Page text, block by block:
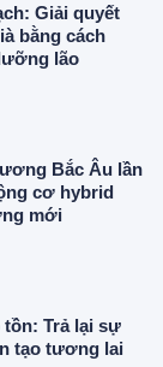
Giải quyết
bằng cách
lão
Bắc Âu lần
cơ hybrid
mới
tồn: Trả lại sự
tạo tương lai